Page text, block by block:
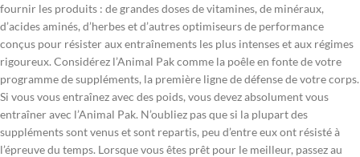
fournir les produits : de grandes doses de vitamines, de minéraux,
d’acides aminés, d’herbes et d’autres optimiseurs de performance
conçus pour résister aux entraînements les plus intenses et aux régimes
rigoureux. Considérez l’Animal Pak comme la poêle en fonte de votre
programme de suppléments, la première ligne de défense de votre corps.
Si vous vous entraînez avec des poids, vous devez absolument vous
entraîner avec l’Animal Pak. N’oubliez pas que si la plupart des
suppléments sont venus et sont repartis, peu d’entre eux ont résisté à
l’épreuve du temps. Lorsque vous êtes prêt pour le meilleur, passez au